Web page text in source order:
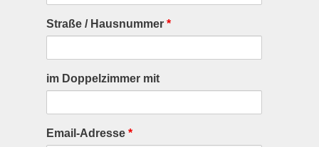
Straße / Hausnummer *
im Doppelzimmer mit
Email-Adresse *